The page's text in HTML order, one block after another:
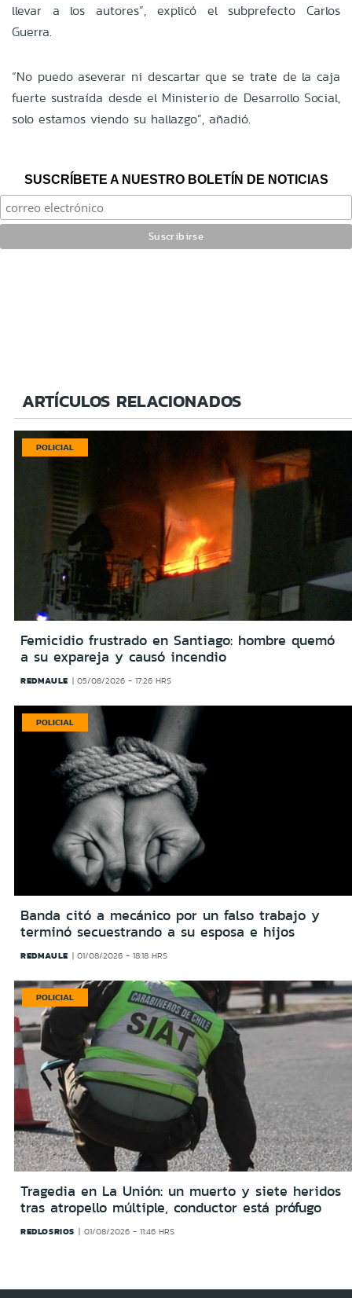
llevar a los autores”, explicó el subprefecto Carlos
Guerra.
“No puedo aseverar ni descartar que se trate de la caja
fuerte sustraída desde el Ministerio de Desarrollo Social,
solo estamos viendo su hallazgo”, añadió.
SUSCRÍBETE A NUESTRO BOLETÍN DE NOTICIAS
ARTÍCULOS RELACIONADOS
POLICIAL
Femicidio frustrado en Santiago: hombre quemó
a su expareja y causó incendio
REDMAULE 05/08/2026 - 17:26 HRS
POLICIAL
Banda citó a mecánico por un falso trabajo y
terminó secuestrando a su esposa e hijos
REDMAULE 01/08/2026 - 18:18 HRS
POLICIAL
Tragedia en La Unión: un muerto y siete heridos
tras atropello múltiple, conductor está prófugo
REDLOSRIOS 01/08/2026 - 11:46 HRS